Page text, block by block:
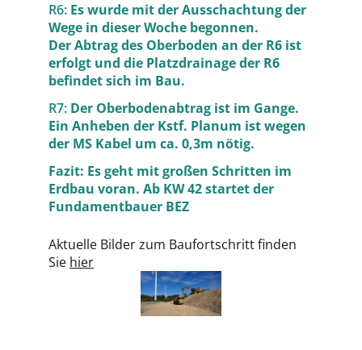
R6: Es wurde mit der Ausschachtung der
Wege in dieser Woche begonnen.
Der Abtrag des Oberboden an der R6 ist
erfolgt und die Platzdrainage der R6
befindet sich im Bau.
R7: Der Oberbodenabtrag ist im Gange.
Ein Anheben der Kstf. Planum ist wegen
der MS Kabel um ca. 0,3m nötig.
Fazit: Es geht mit großen Schritten im
Erdbau voran. Ab KW 42 startet der
Fundamentbauer BEZ
Aktuelle Bilder zum Baufortschritt finden
Sie hier